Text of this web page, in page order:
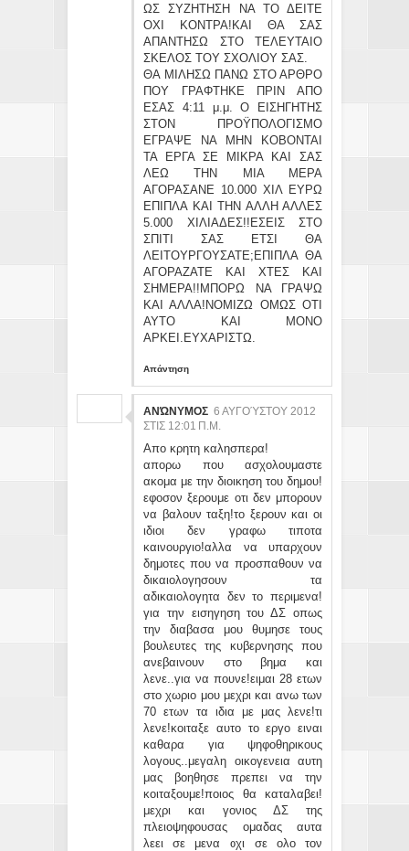
ΩΣ ΣΥΖΗΤΗΣΗ ΝΑ ΤΟ ΔΕΙΤΕ
ΟΧΙ ΚΟΝΤΡΑ!ΚΑΙ ΘΑ ΣΑΣ
ΑΠΑΝΤΗΣΩ ΣΤΟ ΤΕΛΕΥΤΑΙΟ
ΣΚΕΛΟΣ ΤΟΥ ΣΧΟΛΙΟΥ ΣΑΣ.
ΘΑ ΜΙΛΗΣΩ ΠΑΝΩ ΣΤΟ ΑΡΘΡΟ
ΠΟΥ ΓΡΑΦΤΗΚΕ ΠΡΙΝ ΑΠΟ
ΕΣΑΣ 4:11 μ.μ. Ο ΕΙΣΗΓΗΤΗΣ
ΣΤΟΝ ΠΡΟΫΠΟΛΟΓΙΣΜΟ
ΕΓΡΑΨΕ ΝΑ ΜΗΝ ΚΟΒΟΝΤΑΙ
ΤΑ ΕΡΓΑ ΣΕ ΜΙΚΡΑ ΚΑΙ ΣΑΣ
ΛΕΩ ΤΗΝ ΜΙΑ ΜΕΡΑ
ΑΓΟΡΑΣΑΝΕ 10.000 ΧΙΛ ΕΥΡΩ
ΕΠΙΠΛΑ ΚΑΙ ΤΗΝ ΑΛΛΗ ΑΛΛΕΣ
5.000 ΧΙΛΙΑΔΕΣ!!ΕΣΕΙΣ ΣΤΟ
ΣΠΙΤΙ ΣΑΣ ΕΤΣΙ ΘΑ
ΛΕΙΤΟΥΡΓΟΥΣΑΤΕ;ΕΠΙΠΛΑ ΘΑ
ΑΓΟΡΑΖΑΤΕ ΚΑΙ ΧΤΕΣ ΚΑΙ
ΣΗΜΕΡΑ!!ΜΠΟΡΩ ΝΑ ΓΡΑΨΩ
ΚΑΙ ΑΛΛΑ!ΝΟΜΙΖΩ ΟΜΩΣ ΟΤΙ
ΑΥΤΟ ΚΑΙ ΜΟΝΟ
ΑΡΚΕΙ.ΕΥΧΑΡΙΣΤΩ.
Απάντηση
ΑΝΏΝΥΜΟΣ 6 ΑΥΓΟΎΣΤΟΥ 2012
ΣΤΙΣ 12:01 Π.Μ.
Απο κρητη καλησπερα!
απορω που ασχολουμαστε
ακομα με την διοικηση του δημου!
εφοσον ξερουμε οτι δεν μπορουν
να βαλουν ταξη!το ξερουν και οι
ιδιοι δεν γραφω τιποτα
καινουργιο!αλλα να υπαρχουν
δημοτες που να προσπαθουν να
δικαιολογησουν τα
αδικαιολογητα δεν το περιμενα!
για την εισηγηση του ΔΣ οπως
την διαβασα μου θυμησε τους
βουλευτες της κυβερνησης που
ανεβαινουν στο βημα και
λενε..για να πουνε!ειμαι 28 ετων
στο χωριο μου μεχρι και ανω των
70 ετων τα ιδια με μας λενε!τι
λενε!κοιταξε αυτο το εργο ειναι
καθαρα για ψηφοθηρικους
λογους..μεγαλη οικογενεια αυτη
μας βοηθησε πρεπει να την
κοιταξουμε!ποιος θα καταλαβει!
μεχρι και γονιος ΔΣ της
πλειοψηφουσας ομαδας αυτα
λεει σε μενα οχι σε ολο τον